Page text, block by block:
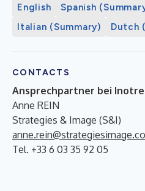
English Spanish
Italian (Summary)
Dutch
CONTACTS
Ansprechpartner bei
Anne REIN
Strategies & Image (S&I)
Tel. +33 6 03 35 92 05